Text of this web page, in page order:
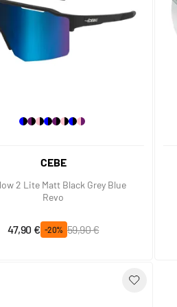
CEBE
2 Lite Matt Black Grey Blue
Revo
Prix spécial
47,90 € -20%
Prix normal
59,90 €